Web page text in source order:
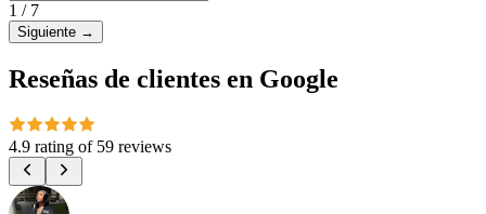
1 / 7
Siguiente →
Reseñas de clientes en Google
4.9 rating of 59 reviews